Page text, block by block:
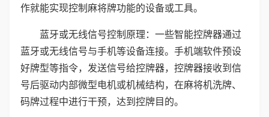
作就能实现控制麻将牌功能的设备或工具。
蓝牙或无线信号控制原理：一些智能控牌器通过
蓝牙或无线信号与手机等设备连接。手机端软件预设
好牌型等指令，发送信号给控牌器，控牌器接收到信
号后驱动内部微型电机或机械结构，在麻将机洗牌、
码牌过程中进行干预，达到控牌目的。